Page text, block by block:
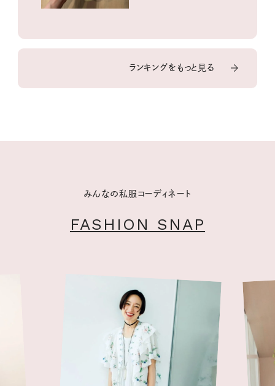
ランキングをもっと見る
みんなの私服コーディネート
FASHION SNAP